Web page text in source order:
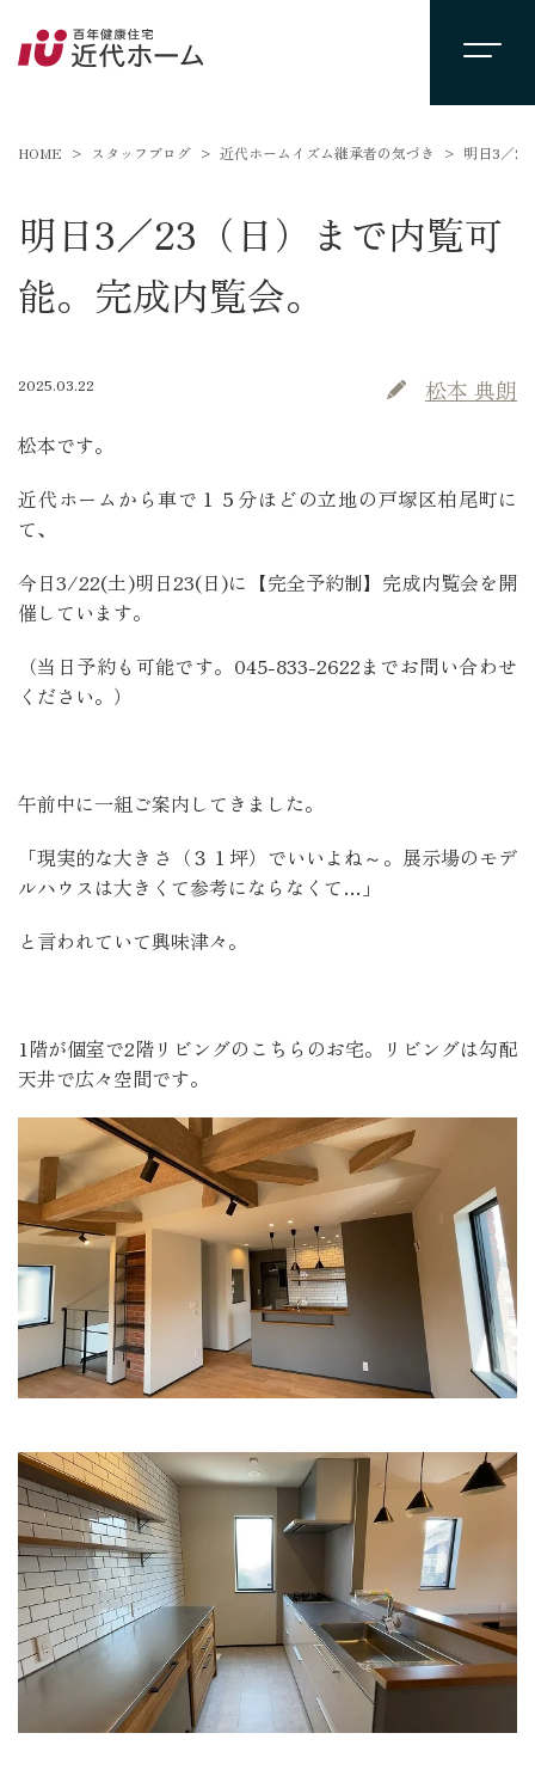
HOME スタッフブログ 近代ホームイズム継承者の気づき 明日3／
明日3／23（日）まで内覧可
能。完成内覧会。
2025.03.22 松本 典朗
松本です。
近代ホームから車で１５分ほどの立地の戸塚区柏尾町に
て、
今日3/22(土)明日23(日)に【完全予約制】完成内覧会を開
催しています。
（当日予約も可能です。045-833-2622までお問い合わせ
ください。）
午前中に一組ご案内してきました。
「現実的な大きさ（３１坪）でいいよね～。展示場のモデ
ルハウスは大きくて参考にならなくて…」
と言われていて興味津々。
1階が個室で2階リビングのこちらのお宅。リビングは勾配
天井で広々空間です。